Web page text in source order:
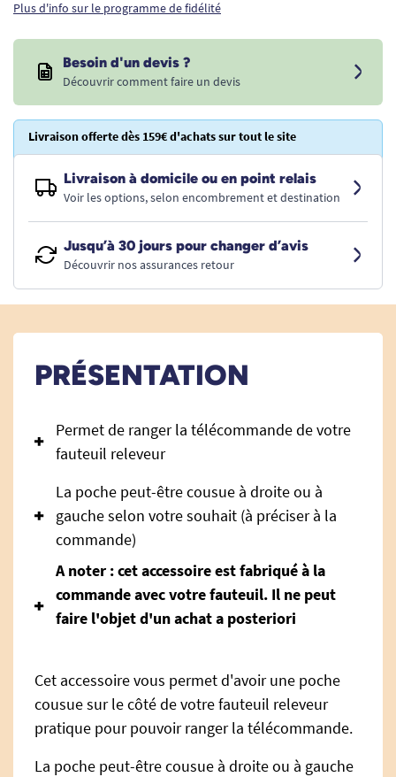
Plus d'info sur le programme de fidélité
Besoin d'un devis ?
Découvrir comment faire un devis
Livraison offerte dès 159€ d'achats sur tout le site
Livraison à domicile ou en point relais
Voir les options, selon encombrement et destination
Jusqu’à 30 jours pour changer d’avis
Découvrir nos assurances retour
PRÉSENTATION
Permet de ranger la télécommande de votre
fauteuil releveur
La poche peut-être cousue à droite ou à
gauche selon votre souhait (à préciser à la
commande)
A noter : cet accessoire est fabriqué à la
commande avec votre fauteuil. Il ne peut
faire l'objet d'un achat a posteriori
Cet accessoire vous permet d'avoir une poche
cousue sur le côté de votre fauteuil releveur
pratique pour pouvoir ranger la télécommande.
La poche peut-être cousue à droite ou à gauche